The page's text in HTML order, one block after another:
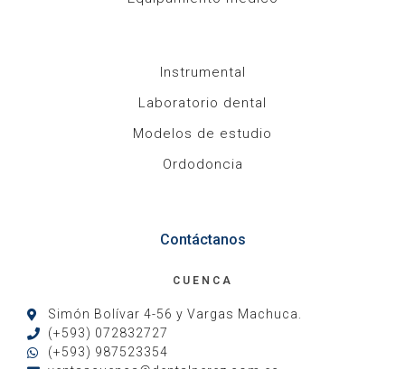
Instrumental
Laboratorio dental
Modelos de estudio
Ordodoncia
Contáctanos
CUENCA
Simón Bolívar 4-56 y Vargas Machuca.
(+593) 072832727
(+593) 987523354